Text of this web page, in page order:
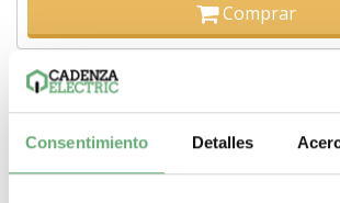
Consentimiento Detalles
Comprar